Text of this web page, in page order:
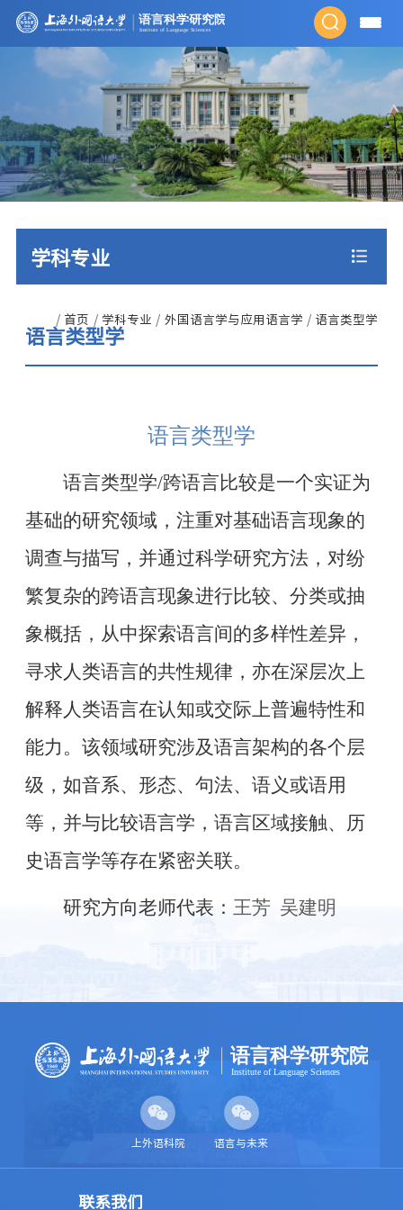
学科专业
/ 首页 / 学科专业 / 外国语言学与应用语言学 / 语言类型学
语言类型学
语言类型学
语言类型学/跨语言比较是一个实证为
基础的研究领域，注重对基础语言现象的
调查与描写，并通过科学研究方法，对纷
繁复杂的跨语言现象进行比较、分类或抽
象概括，从中探索语言间的多样性差异，
寻求人类语言的共性规律，亦在深层次上
解释人类语言在认知或交际上普遍特性和
能力。该领域研究涉及语言架构的各个层
级，如音系、形态、句法、语义或语用
等，并与比较语言学，语言区域接触、历
史语言学等存在紧密关联。
研究方向老师代表： 王芳 吴建明
上外语科院 语言与未来